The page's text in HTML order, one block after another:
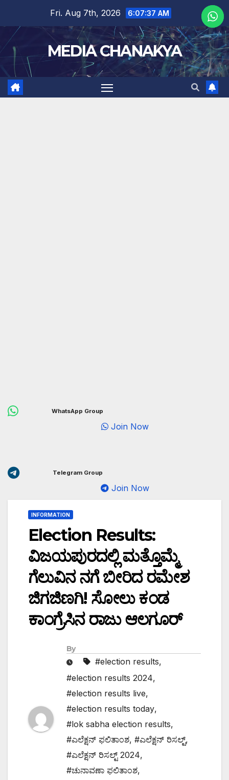
Fri. Aug 7th, 2026 6:07:38 AM
MEDIA CHANAKYA
WhatsApp Group
Join Now
Telegram Group
Join Now
INFORMATION
Election Results:
ವಿಜಯಪುರದಲ್ಲಿ ಮತ್ತೊಮ್ಮೆ
ಗೆಲುವಿನ ನಗೆ ಬೀರಿದ ರಮೇಶ
ಜಿಗಜಿಣಗಿ! ಸೋಲು ಕಂಡ
ಕಾಂಗ್ರೆಸಿನ ರಾಜು ಆಲಗೂರ್
By
#election results,
#election results 2024,
#election results live,
#election results today,
#lok sabha election results,
#ಎಲೆಕ್ಷನ್ ಫಲಿತಾಂಶ, #ಎಲೆಕ್ಷನ್ ರಿಸಲ್ಟ್,
#ಎಲೆಕ್ಷನ್ ರಿಸಲ್ಟ್ 2024,
#ಚುನಾವಣಾ ಫಲಿತಾಂಶ,